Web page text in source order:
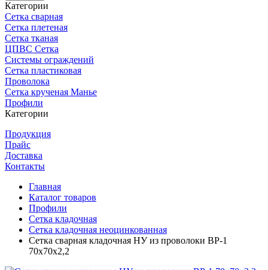
Категории
Сетка сварная
Сетка плетеная
Сетка тканая
ЦПВС Сетка
Системы ограждений
Сетка пластиковая
Проволока
Сетка крученая Манье
Профили
Категории
Продукция
Прайс
Доставка
Контакты
Главная
Каталог товаров
Профили
Сетка кладочная
Сетка кладочная неоцинкованная
Сетка сварная кладочная НУ из проволоки ВР-1
70х70х2,2